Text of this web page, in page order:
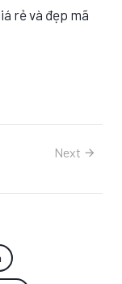
rẻ và đẹp mã
Next